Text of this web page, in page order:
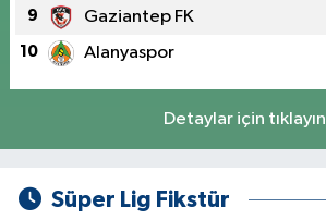
9 Gaziantep FK
10 Alanyaspor
Detaylar için tıklayın
Süper Lig Fikstür